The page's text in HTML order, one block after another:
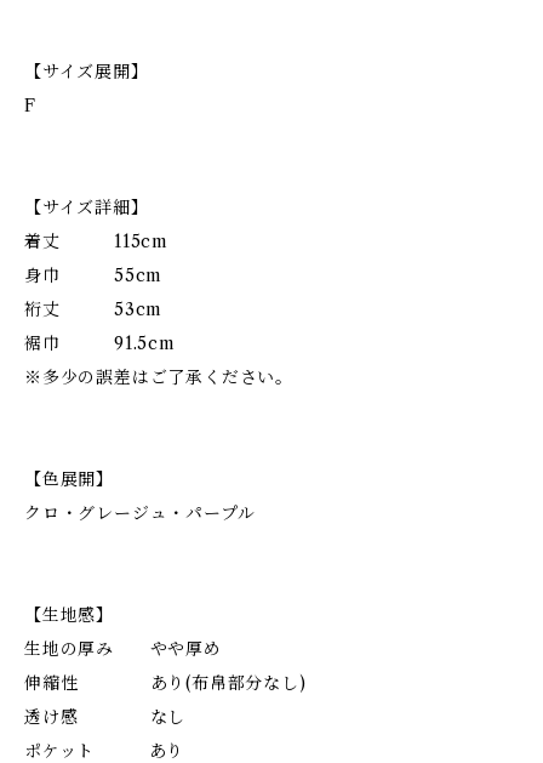
【サイズ展開】
F
【サイズ詳細】
着丈 115cm
身巾 55cm
裄丈 53cm
裾巾 91.5cm
※多少の誤差はご了承ください。
【色展開】
クロ・グレージュ・パープル
【生地感】
生地の厚み やや厚め
伸縮性 あり(布帛部分なし)
透け感 なし
ポケット あり